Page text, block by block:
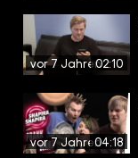
vor 7 Jahren02:10
vor 7 Jahren04:18